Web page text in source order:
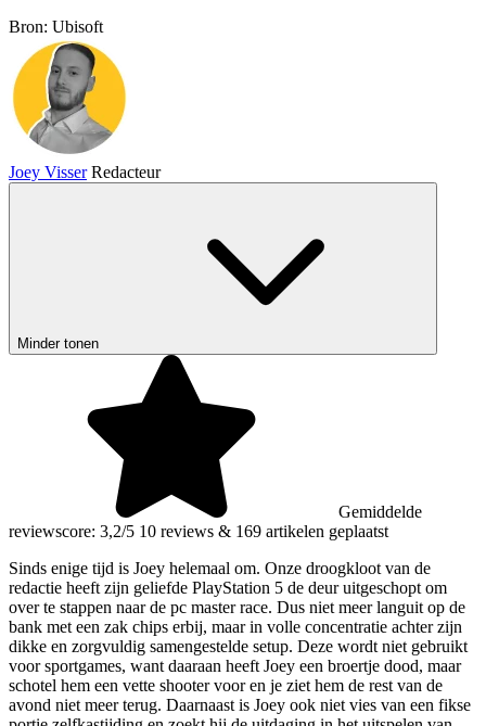
Bron: Ubisoft
Joey Visser Redacteur
Minder tonen
Gemiddelde
reviewscore: 3,2/5 10 reviews & 169 artikelen geplaatst
Sinds enige tijd is Joey helemaal om. Onze droogkloot van de
redactie heeft zijn geliefde PlayStation 5 de deur uitgeschopt om
over te stappen naar de pc master race. Dus niet meer languit op de
bank met een zak chips erbij, maar in volle concentratie achter zijn
dikke en zorgvuldig samengestelde setup. Deze wordt niet gebruikt
voor sportgames, want daaraan heeft Joey een broertje dood, maar
schotel hem een vette shooter voor en je ziet hem de rest van de
avond niet meer terug. Daarnaast is Joey ook niet vies van een fikse